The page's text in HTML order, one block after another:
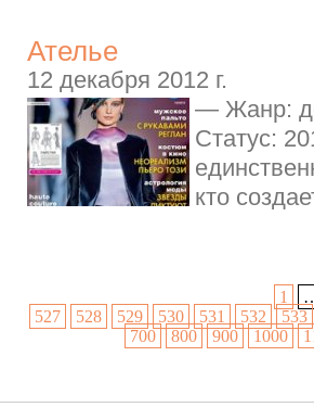
Ателье
12 декабря 2012 г.
— Жанр:
Статус:
кто
1
527
528 529 530 531 532 533
700
800 900 1000